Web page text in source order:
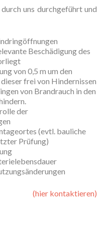
uns durchgeführt und
Beschädigung des
von 0,5 m um den
frei von Hindernissen
von Brandrauch in den
der
(evtl. bauliche
Prüfung)
(hier kontaktieren)